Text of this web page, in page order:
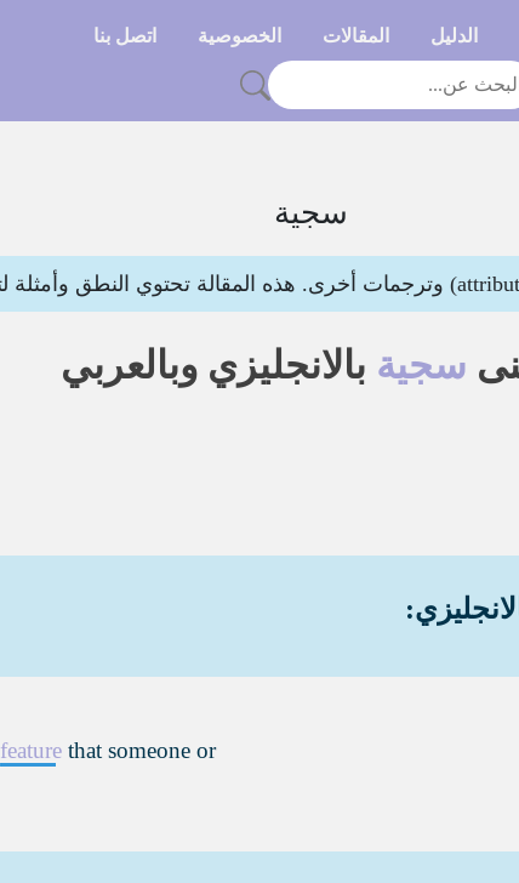
الدليل المقالات الخصوصية اتصل بنا
سجية
سجية بالانجليزي وبالعربي
feature that someone or